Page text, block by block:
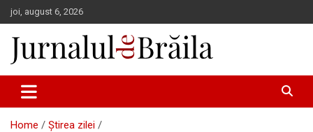
Skip
to
content
joi, august 6, 2026
Jurnalul de Brăila
Home
Știrea zilei